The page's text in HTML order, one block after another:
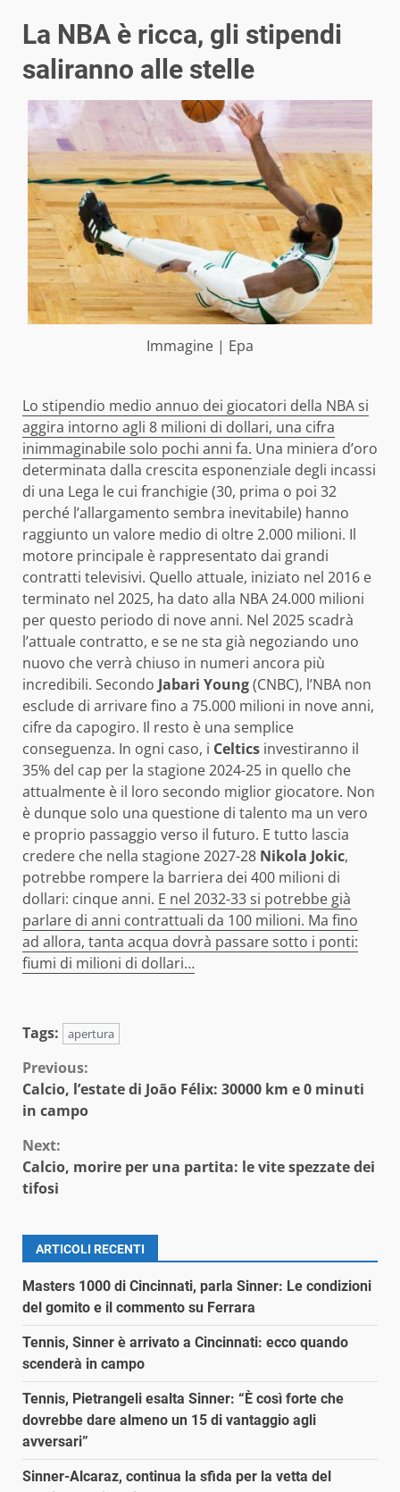
La NBA è ricca, gli stipendi
saliranno alle stelle
Immagine | Epa
Lo stipendio medio annuo dei giocatori della NBA si
aggira intorno agli 8 milioni di dollari, una cifra
inimmaginabile solo pochi anni fa. Una miniera d’oro
determinata dalla crescita esponenziale degli incassi
di una Lega le cui franchigie (30, prima o poi 32
perché l’allargamento sembra inevitabile) hanno
raggiunto un valore medio di oltre 2.000 milioni. Il
motore principale è rappresentato dai grandi
contratti televisivi. Quello attuale, iniziato nel 2016 e
terminato nel 2025, ha dato alla NBA 24.000 milioni
per questo periodo di nove anni. Nel 2025 scadrà
l’attuale contratto, e se ne sta già negoziando uno
nuovo che verrà chiuso in numeri ancora più
incredibili. Secondo Jabari Young(CNBC), l’NBA non
esclude di arrivare fino a 75.000 milioni in nove anni,
cifre da capogiro. Il resto è una semplice
conseguenza. In ogni caso, i Celtics investiranno il
35% del cap per la stagione 2024-25 in quello che
attualmente è il loro secondo miglior giocatore. Non
è dunque solo una questione di talento ma un vero
e proprio passaggio verso il futuro. E tutto lascia
credere che nella stagione 2027-28 Nikola Jokic,
potrebbe rompere la barriera dei 400 milioni di
dollari: cinque anni. E nel 2032-33 si potrebbe già
parlare di anni contrattuali da 100 milioni. Ma fino
ad allora, tanta acqua dovrà passare sotto i ponti:
fiumi di milioni di dollari…
Tags: apertura
Continue
Reading
Previous:
Calcio, l’estate di João Félix: 30000 km e 0 minuti
in campo
Next:
Calcio, morire per una partita: le vite spezzate dei
tifosi
ARTICOLI RECENTI
Masters 1000 di Cincinnati, parla Sinner: Le condizioni
del gomito e il commento su Ferrara
Tennis, Sinner è arrivato a Cincinnati: ecco quando
scenderà in campo
Tennis, Pietrangeli esalta Sinner: “È così forte che
dovrebbe dare almeno un 15 di vantaggio agli
avversari”
Sinner-Alcaraz, continua la sfida per la vetta del